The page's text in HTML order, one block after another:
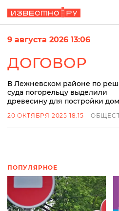
9 августа 2026 13:06
ДОГОВОР
В Лежневском районе по
суда погорельцу выделили
древесину для постройки
20 ОКТЯБРЯ 2025 18:15
ПОПУЛЯРНОЕ